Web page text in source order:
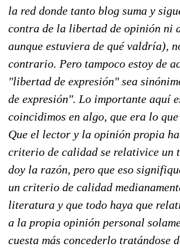
la red donde tanto blog suma y
contra de la libertad de opinión ni
aunque estuviera de qué valdría),
contrario. Pero tampoco estoy de
"libertad de expresión" sea
de expresión". Lo importante aquí
coincidimos en algo, que era lo
Que el lector y la opinión propia
criterio de calidad se relativice un
doy la razón, pero que eso
un criterio de calidad
literatura y que todo haya que
a la propia opinión personal
cuesta más concederlo tratándose